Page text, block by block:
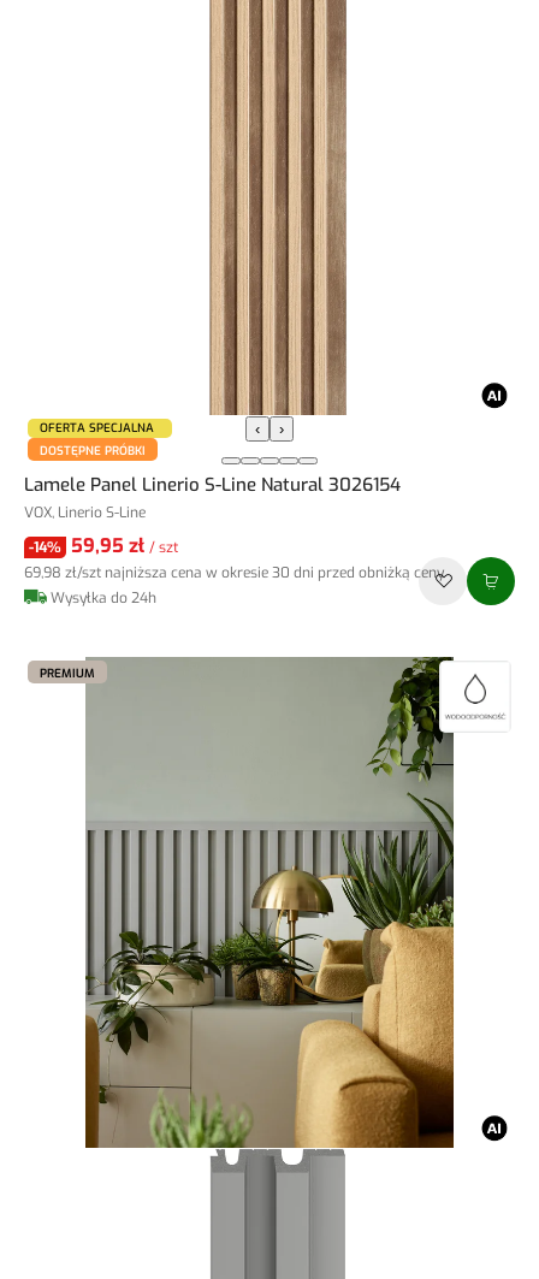
‹ ›
OFERTA SPECJALNA
DOSTĘPNE PRÓBKI
Lamele Panel Linerio S-Line Natural 3026154
VOX, Linerio S-Line
-14% 59,95 zł / szt
69,98 zł/szt najniższa cena w okresie 30 dni przed obniżką ceny
Wysyłka do 24h
PREMIUM